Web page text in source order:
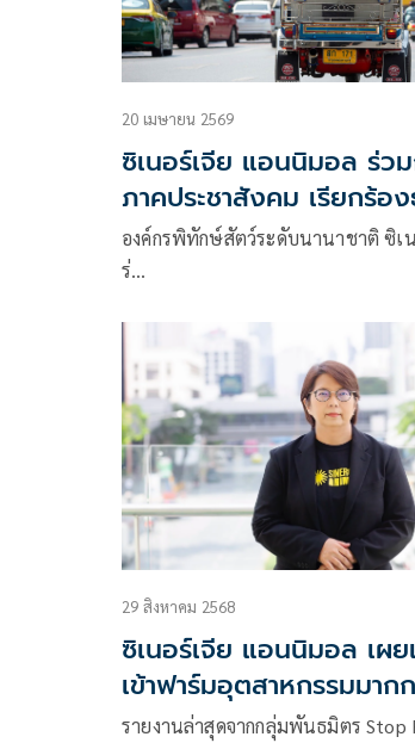
20 เมษายน 2569
ซิเนอร์เจีย แอนนิมอล ร่ว
ภาคประชาสังคม เรียกร้อง
ยุติการสนับสนุนฟาร์มปศุสั
อุตสาหกรรม
องค์กรพิทักษ์สัตว์ระดับนานาชาติ ซิเ
ร่…
29 สิงหาคม 2568
ซิเนอร์เจีย แอนนิมอล เผ
เข้าฟาร์มอุตสาหกรรมมาก
ยั่งยืน 5 เท่า ไทยเสี่ยงวิ
รายงานล่าสุดจากกลุ่มพันธมิตร Stop